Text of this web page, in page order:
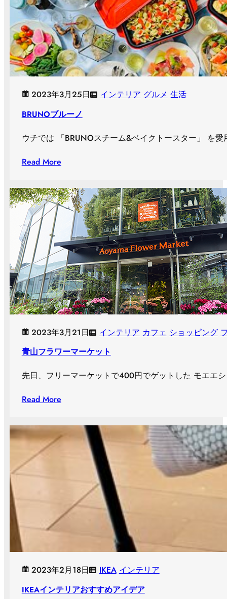
2023年3月25日 インテリア グルメ 生活
BRUNOブルーノ
ウチでは 「BRUNOスチーム&ベイクトースター」 を
Read More
2023年3月21日 インテリア カフェ ショッピング
青山フラワーマーケット
先日、フリーマーケットで４00円でゲットした モエエ
Read More
2023年2月18日 IKEA インテリア
IKEAインテリアおすすめアイデア